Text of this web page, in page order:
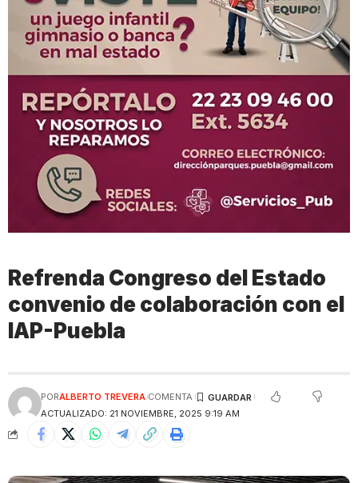
Refrenda Congreso del Estado
convenio de colaboración con el
IAP-Puebla
ACTUALIZADO: 21 NOVIEMBRE, 2025 9:19 AM
PORALBERTO TREVERA COMENTA